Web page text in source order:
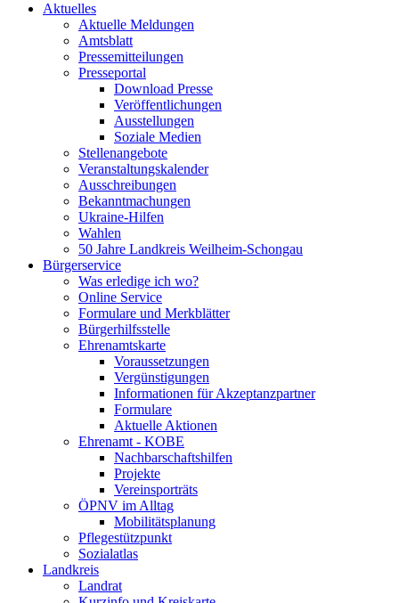
Aktuelles
Aktuelle Meldungen
Amtsblatt
Pressemitteilungen
Presseportal
Download Presse
Veröffentlichungen
Ausstellungen
Soziale Medien
Stellenangebote
Veranstaltungskalender
Ausschreibungen
Bekanntmachungen
Ukraine-Hilfen
Wahlen
50 Jahre Landkreis Weilheim-Schongau
Bürgerservice
Was erledige ich wo?
Online Service
Formulare und Merkblätter
Bürgerhilfsstelle
Ehrenamtskarte
Voraussetzungen
Vergünstigungen
Informationen für Akzeptanzpartner
Formulare
Aktuelle Aktionen
Ehrenamt - KOBE
Nachbarschaftshilfen
Projekte
Vereinsporträts
ÖPNV im Alltag
Mobilitätsplanung
Pflegestützpunkt
Sozialatlas
Landkreis
Landrat